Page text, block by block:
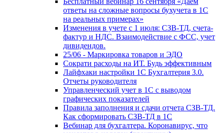
ответы на сложные вопросы бухучета в 1С
на реальных примерах»
Изменения в учете с 1 июля: СЗВ-ТД, счета-
фактур и НДС. Взаимодействие с ФСС, учет
дивидендов.
25/06 - Маркировка товаров и ЭДО
Сократи расходы на ИТ. Будь эффективным
Лайфхаки настройки 1С Бухгалтерия 3.0.
Отчеты руководителя
Управленческий учет в 1С с выводом
графических показателей
Правила заполнения и сдачи отчета СЗВ-ТД.
Как сформировать СЗВ-ТД в 1С
Вебинар для бухгалтера. Коронавирус, что